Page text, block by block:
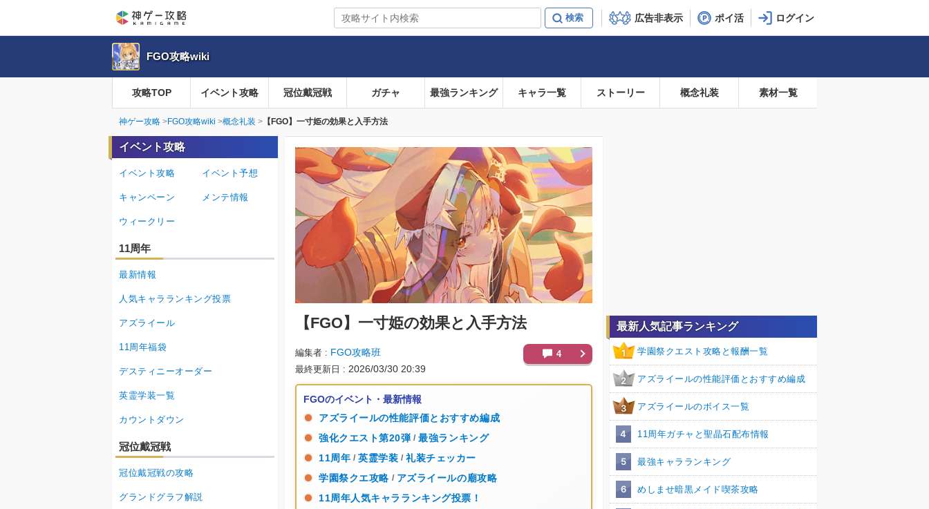
広告非表示 ポイ活
FGO攻略wiki
攻略TOP イベント攻略 冠位戴冠戦 ガチャ 最強ランキング キャラ一覧 ストーリー 概念礼装 素材一覧
神ゲー攻略 FGO攻略wiki 概念礼装 【FGO】一寸姫の効果と入手方法
【FGO】 一寸姫の効果と入手方法
編集者 FGO攻略班
最終更新日 2026/03/30 20:39
4
FGOのイベント・最新情報
アズライールの性能評価とおすすめ編成
強化クエスト第20弾 / 最強ランキング
11周年 / 英霊学装 / 礼装チェッカー
学園祭クエ攻略 / アズライールの廟攻略
11周年人気キャラランキング投票！
最新人気記事ランキング
1 学園祭クエスト攻略と報酬一覧
2 アズライールの性能評価とおすすめ編成
3 アズライールのボイス一覧
4 11周年ガチャと聖晶石配布情報
5 最強キャラランキング
6 めしませ暗黒メイド喫茶攻略
イベント攻略
イベント攻略 イベント予想
キャンペーン メンテ情報
ウィークリー
11周年
最新情報
人気キャラランキング投票
アズライール
11周年福袋
デスティニーオーダー
英霊学装一覧
カウントダウン
冠位戴冠戦
冠位戴冠戦の攻略
グランドグラフ解説